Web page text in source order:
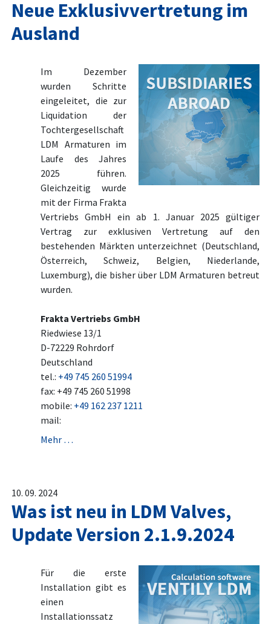
Neue Exklusivvertretung im
Ausland
Im Dezember
wurden Schritte
eingeleitet, die zur
Liquidation der
Tochtergesellschaft
LDM Armaturen im
Laufe des Jahres
2025 führen.
Gleichzeitig wurde
mit der Firma Frakta
Vertriebs GmbH ein ab 1. Januar 2025 gültiger
Vertrag zur exklusiven Vertretung auf den
bestehenden Märkten unterzeichnet (Deutschland,
Österreich, Schweiz, Belgien, Niederlande,
Luxemburg), die bisher über LDM Armaturen betreut
wurden.
Frakta Vertriebs GmbH
Riedwiese 13/1
D-72229 Rohrdorf
Deutschland
tel.: +49 745 260 51994
fax: +49 745 260 51998
mobile: +49 162 237 1211
mail:
Mehr …
10. 09. 2024
Was ist neu in LDM Valves,
Update Version 2.1.9.2024
Für die erste
Installation gibt es
einen
Installationssatz